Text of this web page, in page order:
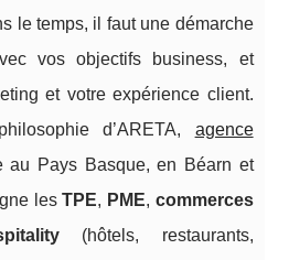
le temps, il faut une démarche
vos objectifs business, et
et votre expérience client.
d’ARETA, agence
au Pays Basque, en Béarn et
lesTPE, PME, commerces
(hôtels, restaurants,